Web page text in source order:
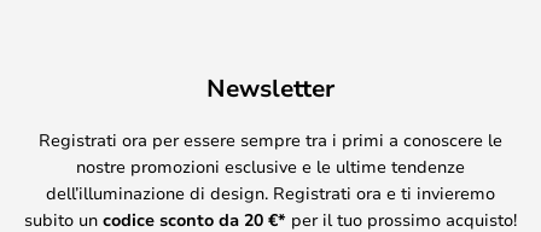
Newsletter
Registrati ora per essere sempre tra i primi a conoscere le
nostre promozioni esclusive e le ultime tendenze
dell’illuminazione di design. Registrati ora e ti invieremo
subito un codice sconto da 20 €* per il tuo prossimo acquisto!